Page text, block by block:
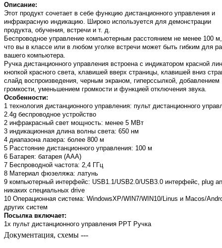
Описание:
Этот продукт сочетает в себе функцию дистанционного управления и
инфракрасную индикацию. Широко используется для демонстрации
продукта, обучения, встречи и т. д.
Беспроводное управление компьютерным расстоянием не менее 100
что вы в классе или в любом уголке встречи может быть гибким для
вашего компьютера.
Ручка дистанционного управления встроена с индикатором красной
кнопкой красного света, клавишей вверх страницы, клавишей вниз
слайд воспроизведения, черным экраном, гиперссылкой, добавлением
громкости, уменьшением громкости и функцией отключения звука.
Особенности:
1 технология дистанционного управления: пульт дистанционного
2.4g беспроводное устройство
2 инфракрасный свет мощность: менее 5 МВт
3 индикационная длина волны света: 650 нм
4 диапазона лазера: более 800 м
5 Расстояние дистанционного управления: 100 м
6 Батарея: батарея (AAA)
7 Беспроводной частота: 2,4 ГГц
8 Материал фюзеляжа: латунь
9 компьютерный интерфейс: USB1.1/USB2.0/USB3.0 интерфейс, plug
никаких специальных drive
10 Операционная система: WindowsXP/WIN7/WIN10/Linus и Macos/
других систем
Посылка включает:
1x пульт дистанционного управления PPT Ручка
Документация, схемы ---